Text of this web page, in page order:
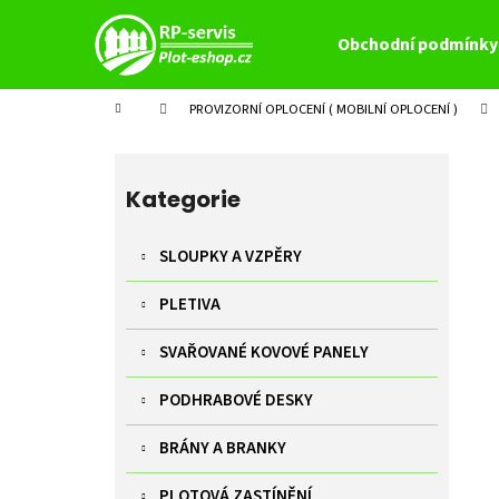
Obchodní podmínky
Domů PROVIZORNÍ OPLOCENÍ ( MOBILNÍ OPLOCENÍ )
kategorie
Kategorie
SLOUPKY A VZPĚRY
PLETIVA
SVAŘOVANÉ KOVOVÉ PANELY
PODHRABOVÉ DESKY
BRÁNY A BRANKY
í
Zpět
do
Zpět
do